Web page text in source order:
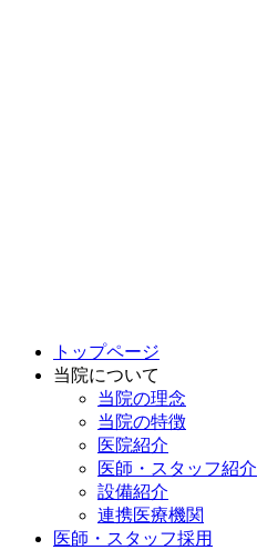
トップページ
当院について
当院の理念
当院の特徴
医院紹介
医師・スタッフ紹介
設備紹介
連携医療機関
医師・スタッフ採用